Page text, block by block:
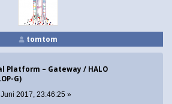
tomtom
Platform – Gateway / HALO
G)
2017, 23:46:25 »